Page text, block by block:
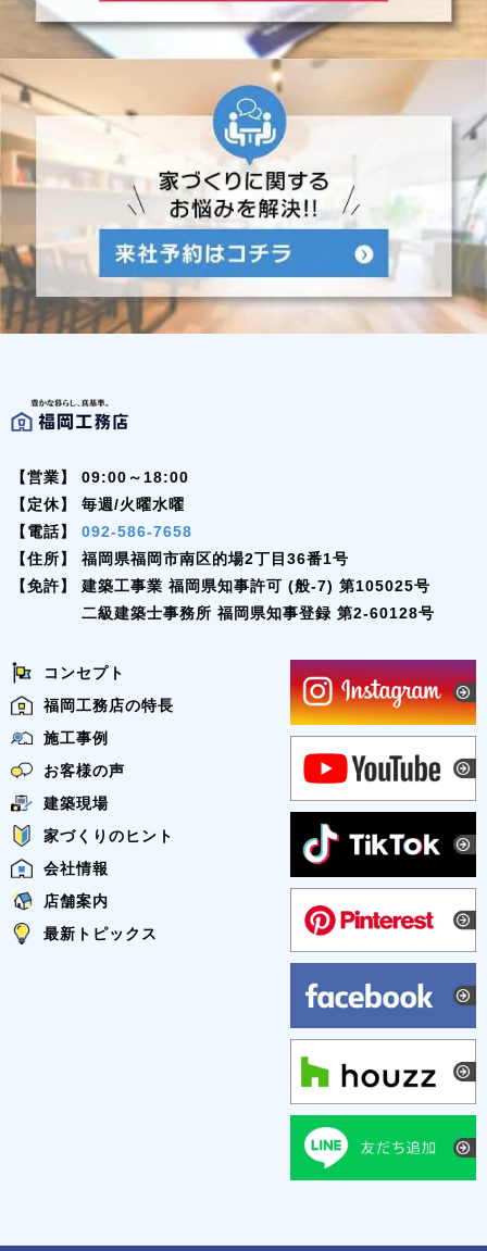
【営業】
09:00～18:00
【定休】
毎週/火曜水曜
【電話】
092-586-7658
【住所】
福岡県福岡市南区的場2丁目36番1号
【免許】
建築工事業 福岡県知事許可 (般-7) 第105025号
二級建築士事務所 福岡県知事登録 第2-60128号
コンセプト
福岡工務店の特長
施工事例
お客様の声
建築現場
家づくりのヒント
会社情報
店舗案内
最新トピックス